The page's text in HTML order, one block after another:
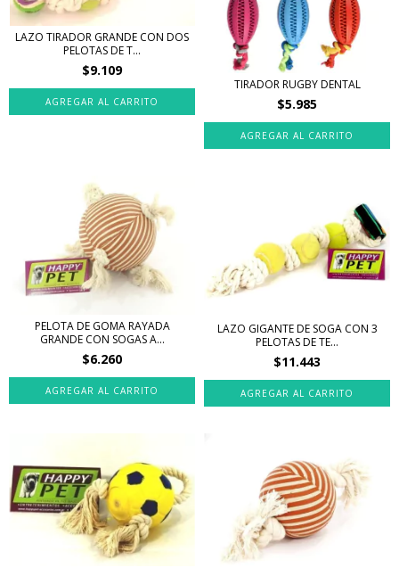
LAZO TIRADOR GRANDE CON DOS
PELOTAS DE T...
$9.109
TIRADOR RUGBY DENTAL
$5.985
PELOTA DE GOMA RAYADA
GRANDE CON SOGAS A...
$6.260
LAZO GIGANTE DE SOGA CON 3
PELOTAS DE TE...
$11.443